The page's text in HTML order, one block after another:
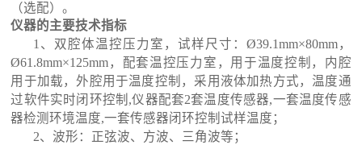
（选配）。
仪器的主要技术指标
1、 双腔体温控压力室，试样尺寸：Ø39.1mm×80mm，
Ø61.8mm×125mm，配套温控压力室，用于温度控制 ， 内腔
用于加载，外腔用于温度控制，采用液体加热方式，温度通
过软件实时闭环控制,仪器配套2套温度传感器,一套温度传感
器检测环境温度,一套传感器闭环控制试样温度；
2、波形：正弦波、方波、三角波等；